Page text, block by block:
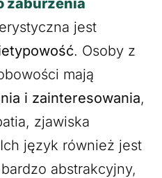
jest
. Osoby z
mają
i zainteresowania,
zjawiska
język również jest
abstrakcyjny,